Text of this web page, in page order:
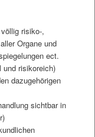
risiko-,
Organe und
ect.
und risikoreich)
dazugehörigen
sichtbar in